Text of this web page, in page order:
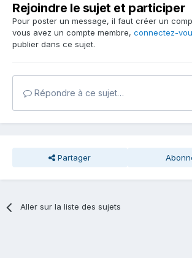
Rejoindre le sujet et participer
Pour poster un message, il faut créer un
vous avez un compte membre, connectez-
publier dans ce sujet.
Répondre à ce sujet…
Partager
Aller sur la liste des sujets